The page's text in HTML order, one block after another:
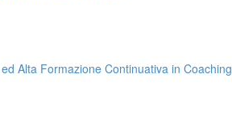
Alta Formazione Continuativa in Coaching